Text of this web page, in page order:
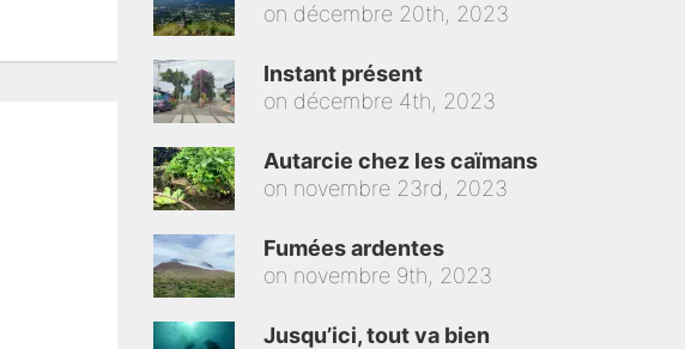
on décembre 20th, 2023
Instant présent
on décembre 4th, 2023
Autarcie chez les caïmans
on novembre 23rd, 2023
Fumées ardentes
on novembre 9th, 2023
Jusqu’ici, tout va bien